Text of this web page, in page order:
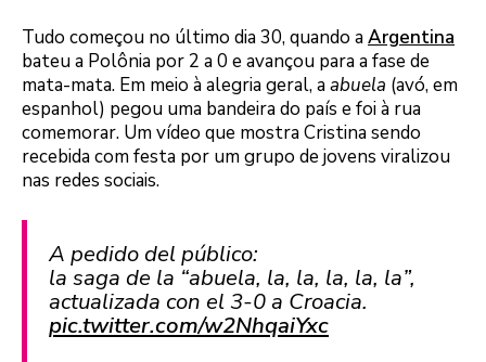
Tudo começou no último dia 30, quando aArgentina
bateu a Polônia por 2 a 0 e avançou para a fase de
mata-mata. Em meio à alegria geral, aabuela (avó, em
espanhol) pegou uma bandeira do país e foi à rua
comemorar. Um vídeo que mostra Cristina sendo
recebida com festa por um grupo de jovens viralizou
nas redes sociais.
A pedido del público:
la saga de la “abuela, la, la, la, la, la”,
actualizada con el 3-0 a Croacia.
pic.twitter.com/w2NhqaiYxc